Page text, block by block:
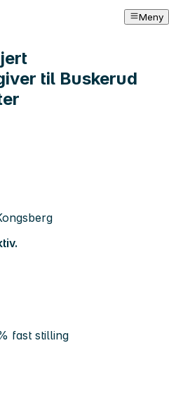
Meny
til Buskerud
fast stilling